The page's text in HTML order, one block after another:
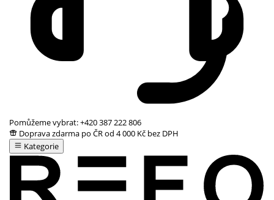
Pomůžeme vybrat:+420 387 222 806
Doprava zdarma po ČR od 4 000 Kč bez DPH
Kategorie